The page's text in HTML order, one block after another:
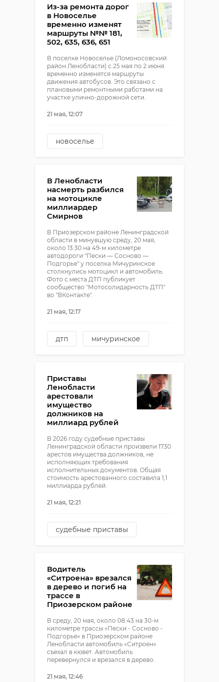
Из-за ремонта дорог
в Новоселье
временно изменят
маршруты №№ 181,
502, 635, 636, 651
В поселке Новоселье (Ломоносовский
район Ленобласти) с 25 мая по 2 июня
временно изменятся маршруты
движения автобусов. Это связано с
плановыми ремонтными работами на
участке улично-дорожной сети.
21 мая, 12:07
новоселье
В Ленобласти
насмерть разбился
на мотоцикле
миллиардер
Смирнов
В Приозерском районе Ленинградской
области в минувшую среду, 20 мая,
около 13:30 на 49-м километре
автодороги "Пески — Сосново —
Подгорье" у поселка Мичуринское
столкнулись мотоцикл и автомобиль.
Фото с места ДТП публикует
сообщество "Мотосолидарность ДТП"
во "ВКонтакте".
21 мая, 12:17
дтп
мичуринское
Приставы
Ленобласти
арестовали
имущество
должников на
миллиард рублей
В 2026 году судебные приставы
Ленинградской области произвели 1730
арестов имущества должников, не
исполняющих требования
исполнительных документов. Общая
стоимость арестованного составила 1,1
миллиарда рублей.
21 мая, 12:21
судебные приставы
Водитель
«Ситроена» врезался
в дерево и погиб на
трассе в
Приозерском районе
В среду, 20 мая, около 08:43 на 30-м
километре трассы «Пески - Сосново -
Подгорье» в Приозерском районе
Ленобласти автомобиль «Ситроен»
съехал в кювет. Автомобиль
перевернулся и врезался в дерево.
21 мая, 12:46